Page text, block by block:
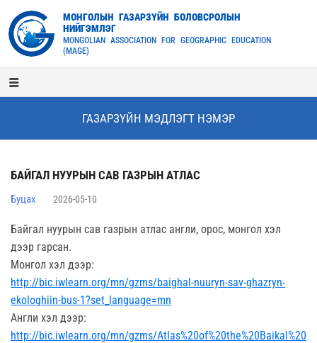
МОНГОЛЫН ГАЗАРЗҮЙН БОЛОВСРОЛЫН
НИЙГЭМЛЭГ
MONGOLIAN ASSOCIATION FOR GEOGRAPHIC EDUCATION
(MAGE)
ГАЗАРЗҮЙН МЭДЛЭГТ НЭМЭР
БАЙГАЛ НУУРЫН САВ ГАЗРЫН АТЛАС
Буцах 2026-05-10
Байгал нуурын сав газрын атлас англи, орос, монгол хэл
дээр гарсан.
Монгол хэл дээр:
http://bic.iwlearn.org/mn/gzms/baighal-nuuryn-sav-ghazryn-
ekologhiin-bus-1?set_language=mn
Англи хэл дээр:
http://bic.iwlearn.org/mn/gzms/Atlas%20of%20the%20Baikal%20